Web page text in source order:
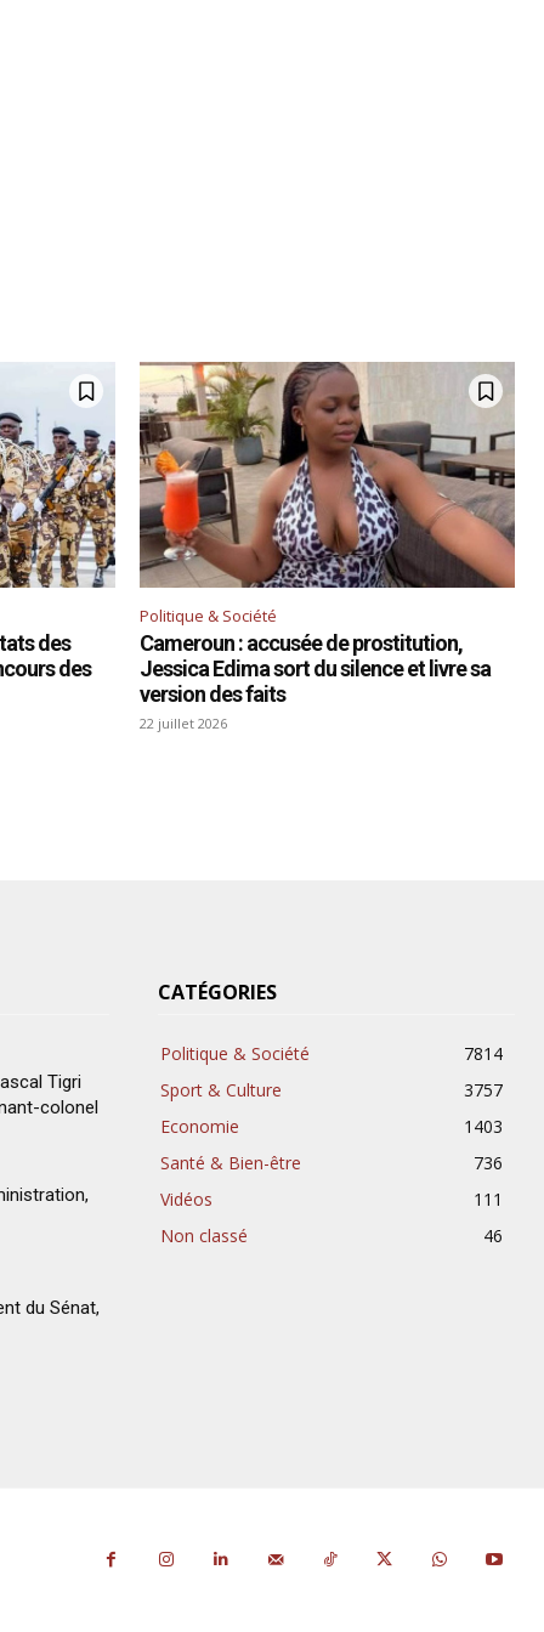
des
des
Politique & Société
Cameroun : accusée de prostitution,
Jessica Edima sort du silence et livre sa
version des faits
22 juillet 2026
Tigri
colonel
du Sénat,
CATÉGORIES
Politique & Société
7814
Sport & Culture
3757
Economie
1403
Santé & Bien-être
736
Vidéos
111
Non classé
46